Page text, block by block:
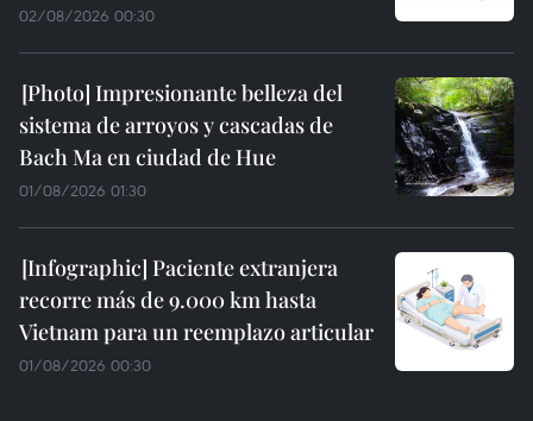
02/08/2026 00:30
Impresionante belleza del
sistema de arroyos y cascadas de
Bach Ma en ciudad de Hue
01/08/2026 01:30
Paciente extranjera
recorre más de 9.000 km hasta
Vietnam para un reemplazo articular
01/08/2026 00:30